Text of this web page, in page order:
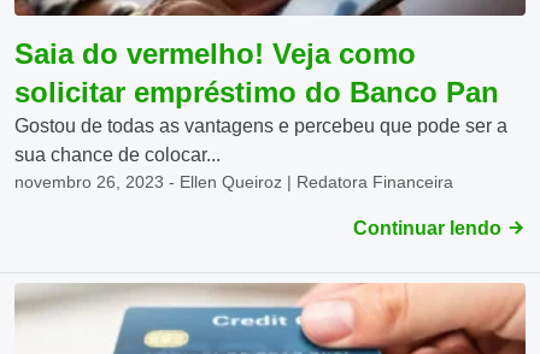
Saia do vermelho! Veja como
solicitar empréstimo do Banco Pan
Gostou de todas as vantagens e percebeu que pode ser a
sua chance de colocar...
novembro 26, 2023 - Ellen Queiroz | Redatora Financeira
Continuar lendo